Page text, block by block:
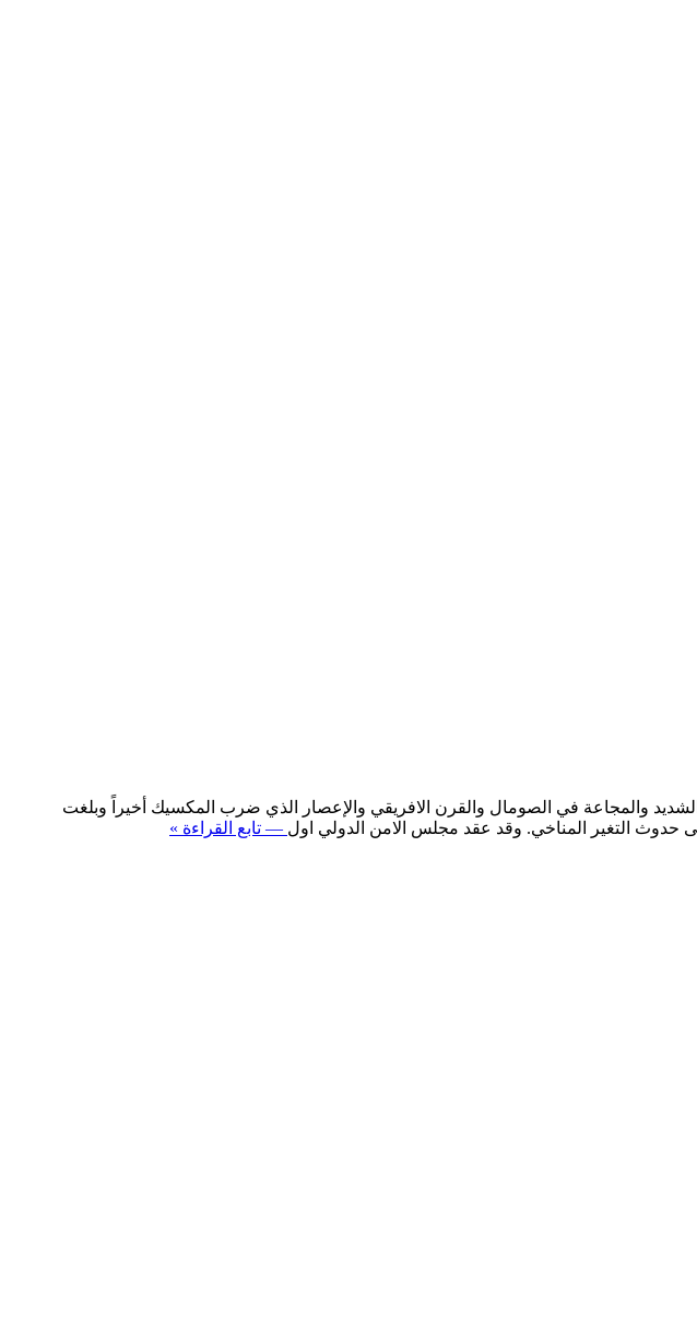
والمجاعة في الصومال والقرن الافريقي والإعصار الذي ضرب المكسيك أخيراً وبلغت
— تابع القراءة »